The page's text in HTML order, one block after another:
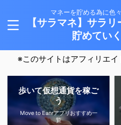
マネーを貯める為に色
【サラマネ】サラ
貯めてい
※このサイトはアフィリエ
歩いて仮想通貨を稼ご
う
Move to Eanrアプリおすすめ一
覧